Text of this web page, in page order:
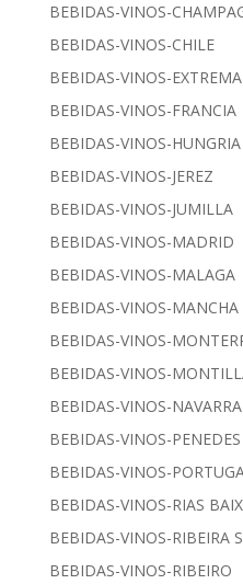
BEBIDAS-VINOS-
BEBIDAS-VINOS-CHILE
BEBIDAS-VINOS-
BEBIDAS-VINOS-FRANCIA
BEBIDAS-VINOS-HUNGRIA
BEBIDAS-VINOS-JEREZ
BEBIDAS-VINOS-JUMILLA
BEBIDAS-VINOS-MADRID
BEBIDAS-VINOS-MALAGA
BEBIDAS-VINOS-MANCHA
BEBIDAS-VINOS-
BEBIDAS-VINOS-
BEBIDAS-VINOS-NAVARRA
BEBIDAS-VINOS-PENEDES
BEBIDAS-VINOS-
BEBIDAS-VINOS-RIAS
BEBIDAS-VINOS-RIBEIRA
BEBIDAS-VINOS-RIBEIRO